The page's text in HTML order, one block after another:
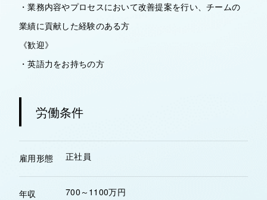
・業務内容やプロセスにおいて改善提案を行い、チームの
業績に貢献した経験のある方
《歓迎》
・英語力をお持ちの方
労働条件
雇用形態 正社員
年収 700～1100万円